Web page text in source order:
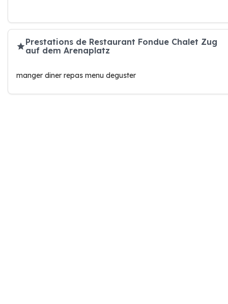
Prestations de Restaurant Fondue Chalet Zug
auf dem Arenaplatz
manger diner repas menu deguster